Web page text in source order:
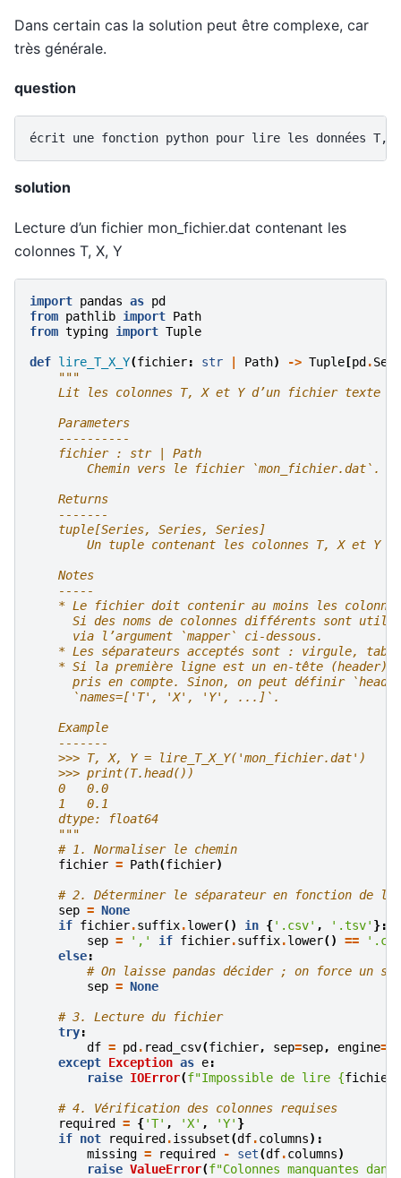
Dans certain cas la solution peut être complexe, car
très générale.
question
solution
Lecture d’un fichier mon_fichier.dat contenant les
colonnes T, X, Y
import pandas as pd
from pathlib import Path
from typing import Tuple
def lire_T_X_Y(fichier: str Path) -> Tuple [pd .
"""
Lit les colonnes T, X et Y d’un fichier texte
    Parameters
    ----------
    fichier : str | Path
        Chemin vers le fichier `mon_fichier.dat`.
    Returns
    -------
    tuple[Series, Series, Series]
Un tuple contenant les colonnes T, X et Y
    Notes
    -----
* Le fichier doit contenir au moins les
Si des noms de colonnes différents sont
      via l’argument `mapper` ci‑dessous.
* Les séparateurs acceptés sont : virgule,
* Si la première ligne est un en‑tête (header),
pris en compte. Sinon, on peut définir
      `names=['T', 'X', 'Y', ...]`.
    Example
    -------
    >>> T, X, Y = lire_T_X_Y('mon_fichier.dat')
    >>> print(T.head())
    0   0.0
    1   0.1
    dtype: float64
    """
# 1. Normaliser le chemin
fichier = Path(fichier)
# 2. Déterminer le séparateur en fonction de
sep = None
if fichier.suffix.lower() in {'.csv' , '.tsv' }:
sep = ',' if fichier.suffix.lower() ==
else:
# On laisse pandas décider ; on force un
sep = None
# 3. Lecture du fichier
try:
df = pd . read_csv(fichier, sep=sep, engine=
except Exception as e:
raise IOError(f"Impossible de lire {fichier
# 4. Vérification des colonnes requises
required
= {'T' , 'X' , 'Y' }
if not required .issubset(df.columns):
missing = required - set(df.columns)
raise ValueError(f"Colonnes manquantes